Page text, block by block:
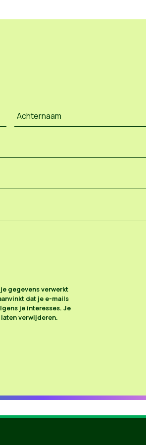
Achternaam
gegevens verwerkt
dat je e-mails
je interesses. Je
verwijderen.